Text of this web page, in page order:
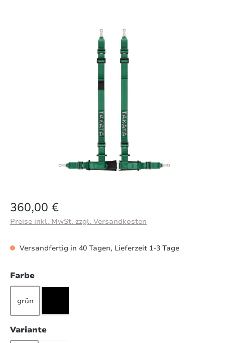
Bildergalerie überspringen
Regulärer Preis:
360,00 €
Preise inkl. MwSt. zzgl. Versandkosten
Versandfertig in 40 Tagen, Lieferzeit 1-3 Tage
Farbeauswählen
grün
Varianteauswählen